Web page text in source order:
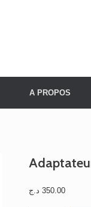
A PROPOS
350.00 د.ج